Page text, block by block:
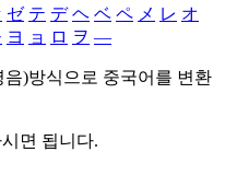
ゼ テ デ ヘ ベ ペ メ レ オ
ヨ ョ ロ ヲ ―
음)방식으로 중국어를 변환
면 됩니다.